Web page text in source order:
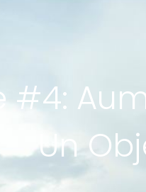
#4:
Un